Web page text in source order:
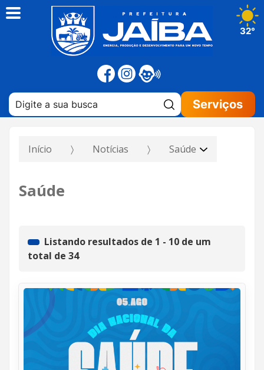
Pesquisar:
Serviços
32°
Início Notícias Saúde
Saúde
Listando resultados de 1 - 10 de um
total de 34